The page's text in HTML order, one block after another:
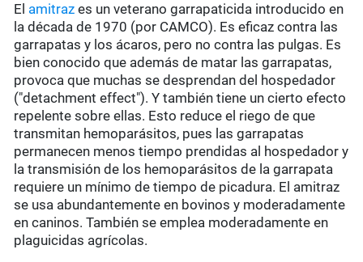
El amitraz es un veterano garrapaticida introducido en
la década de 1970 (por CAMCO). Es eficaz contra las
garrapatas y los ácaros, pero no contra las pulgas. Es
bien conocido que además de matar las garrapatas,
provoca que muchas se desprendan del hospedador
("detachment effect"). Y también tiene un cierto efecto
repelente sobre ellas. Esto reduce el riego de que
transmitan hemoparásitos, pues las garrapatas
permanecen menos tiempo prendidas al hospedador y
la transmisión de los hemoparásitos de la garrapata
requiere un mínimo de tiempo de picadura. El amitraz
se usa abundantemente en bovinos y moderadamente
en caninos. También se emplea moderadamente en
plaguicidas agrícolas.